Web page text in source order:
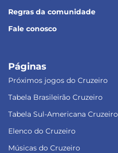
Regras da comunidade
Fale conosco
Páginas
Próximos jogos do Cruzeiro
Tabela Brasileirão Cruzeiro
Tabela Sul-Americana Cruzeiro
Elenco do Cruzeiro
Músicas do Cruzeiro